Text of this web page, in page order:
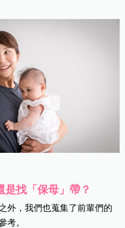
是找「保母」帶？
外，我們也蒐集了前輩們的
考。